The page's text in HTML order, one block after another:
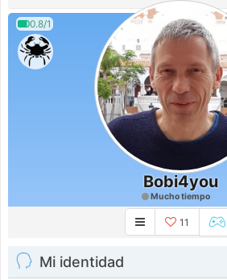
0.8/1
Bobi4you
Mucho tiempo
11
Mi identidad